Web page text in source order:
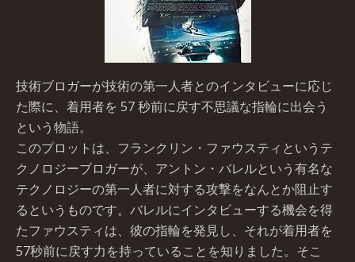
技術ブロガーが技術の第一人者とのインタビューに応じ
た際に、着用者を 57 秒前に戻す不思議な指輪に出会う
という物語。
このプロットは、フランクリン・ファウスティというテ
クノロジーブロガーが、アントン・バレルという有名な
テクノロジーの第一人者に対する攻撃をなんとか阻止す
るというものです。バレルにインタビューする機会を得
たファウスティは、彼の指輪を発見し、それが着用者を
57秒前に戻す力を持っていることを知りました。そこ